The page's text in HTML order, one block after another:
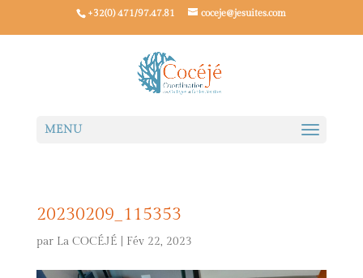
+32(0) 471/97.47.81 coceje@jesuites.com
20230209_115353
par La COCÉJÉ Fév 22, 2023